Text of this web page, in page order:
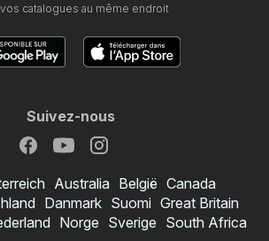
catalogues au même endroit
Suivez-nous
Australia België Canada
Danmark Suomi Great Britain
Norge Sverige South Africa